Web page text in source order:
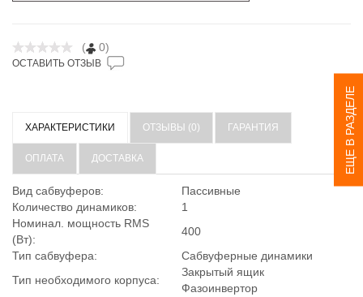
ЕЩЕ В РАЗДЕЛЕ
( 0)
ОСТАВИТЬ ОТЗЫВ
ХАРАКТЕРИСТИКИ ОТЗЫВЫ (0) ГАРАНТИЯ
ОПЛАТА ДОСТАВКА
Вид сабвуферов:
Пассивные
Количество динамиков:
1
Номинал. мощность RMS
(Вт):
400
Тип сабвуфера:
Сабвуферные динамики
Тип необходимого корпуса:
Закрытый ящик
Фазоинвертор